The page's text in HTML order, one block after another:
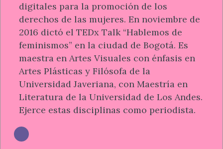
digitales para la promoción de los
derechos de las mujeres. En noviembre de
2016 dictó el TEDx Talk “Hablemos de
feminismos” en la ciudad de Bogotá. Es
maestra en Artes Visuales con énfasis en
Artes Plásticas y Filósofa de la
Universidad Javeriana, con Maestría en
Literatura de la Universidad de Los Andes.
Ejerce estas disciplinas como periodista.